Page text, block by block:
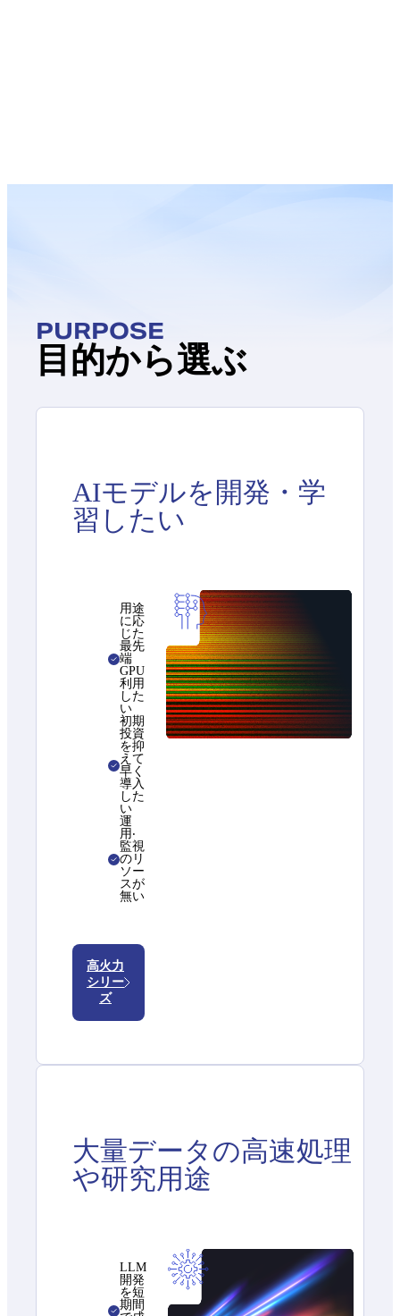
PURPOSE
目的から選ぶ
AIモデルを開発・学
習したい
用途
に応
じた
最先
端
GPU
利用
した
い
初期
投資
を抑
えて
早く
導入
した
い
運
⽤‧
監視
のリ
ソー
スが
無い
高火力
シリー
ズ
大量データの高速処理
や研究用途
LLM
開発
を短
期間